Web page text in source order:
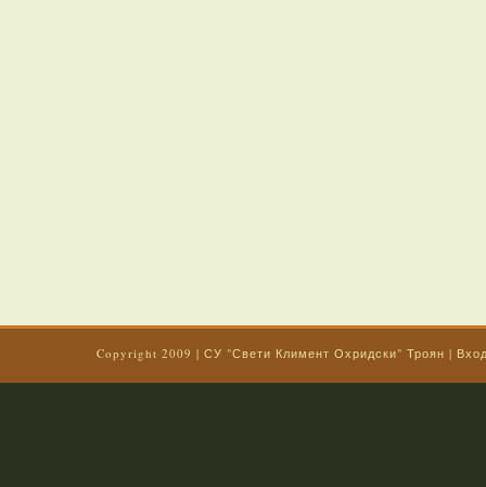
Copyright 2009 | СУ "Свети Климент Охридски" Троян |